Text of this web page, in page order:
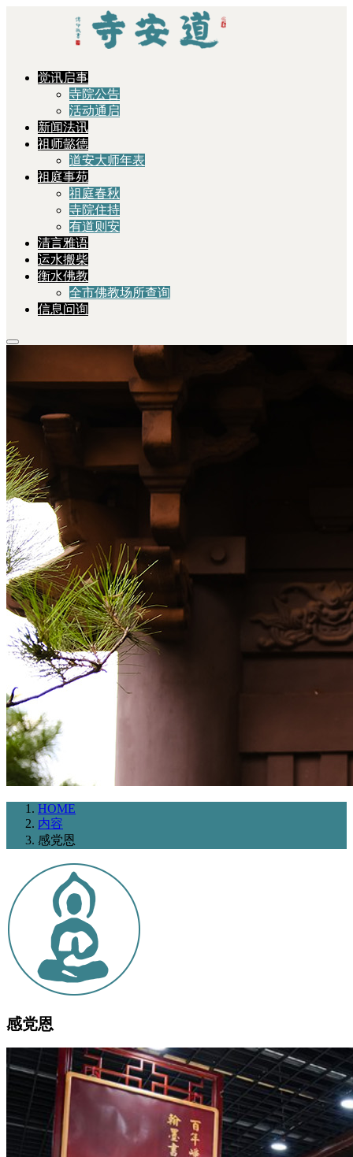
觉讯启事
寺院公告
活动通启
新闻法讯
祖师懿德
道安大师年表
祖庭事苑
祖庭春秋
寺院住持
有道则安
清言雅语
运水搬柴
衡水佛教
全市佛教场所查询
信息问询
HOME
内容
感党恩
感党恩